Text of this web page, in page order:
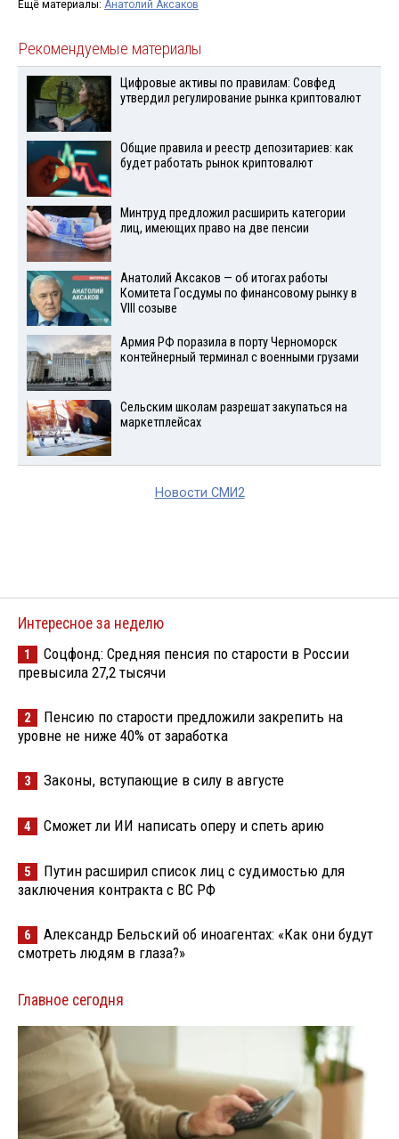
Ещё материалы: Анатолий Аксаков
Рекомендуемые материалы
Цифровые активы по правилам: Совфед
утвердил регулирование рынка криптовалют
Общие правила и реестр депозитариев: как
будет работать рынок криптовалют
Минтруд предложил расширить категории
лиц, имеющих право на две пенсии
Анатолий Аксаков — об итогах работы
Комитета Госдумы по финансовому рынку в
VIII созыве
Армия РФ поразила в порту Черноморск
контейнерный терминал с военными грузами
Сельским школам разрешат закупаться на
маркетплейсах
Новости СМИ2
Интересное за неделю
1
Соцфонд: Средняя пенсия по старости в России
превысила 27,2 тысячи
2
Пенсию по старости предложили закрепить на
уровне не ниже 40% от заработка
3 Законы, вступающие в силу в августе
4 Сможет ли ИИ написать оперу и спеть арию
5
Путин расширил список лиц с судимостью для
заключения контракта с ВС РФ
6
Александр Бельский об иноагентах: «Как они будут
смотреть людям в глаза?»
Главное сегодня